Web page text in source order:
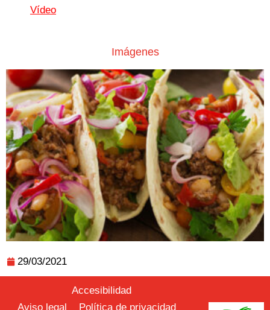
Vídeo
Imágenes
29/03/2021
Accesibilidad
Aviso legal
Política de privacidad